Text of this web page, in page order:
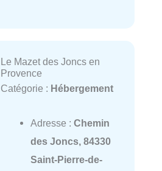
Le Mazet des Joncs en
Provence
Catégorie : Hébergement
Adresse : Chemin
des Joncs, 84330
Saint-Pierre-de-